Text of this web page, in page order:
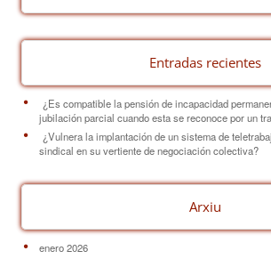
k
Entradas recientes
¿Es compatible la pensión de incapacidad
jubilación parcial cuando esta se reconoce por un
¿Vulnera la implantación de un sistema de
sindical en su vertiente de negociación colectiva?
Arxiu
enero 2026